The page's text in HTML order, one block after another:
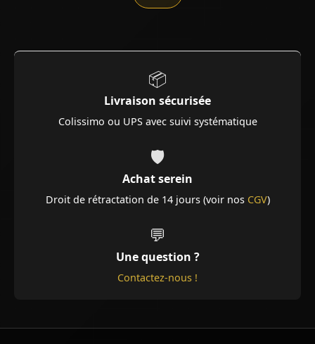
📦
Livraison sécurisée
Colissimo ou UPS avec suivi systématique
🛡️
Achat serein
Droit de rétractation de 14 jours (voir nos CGV)
💬
Une question ?
Contactez-nous !